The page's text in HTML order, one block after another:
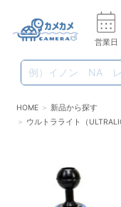
営業日
HOME
新品から探す
ウルトラライト（